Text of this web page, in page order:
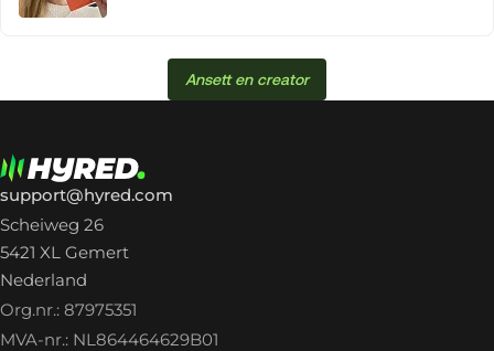
Ansett en creator
support@hyred.com
Scheiweg 26
5421 XL Gemert
Nederland
Org.nr.: 87975351
MVA-nr.: NL864464629B01